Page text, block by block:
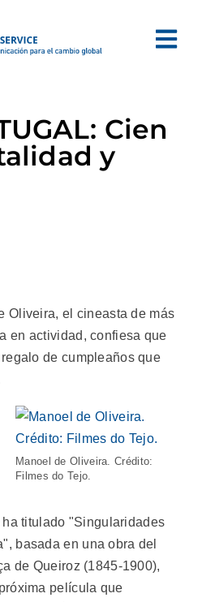
Cien
y
Oliveira, el cineasta de más
en actividad, confiesa que
de cumpleaños que
Manoel de Oliveira. Crédito:
Filmes do Tejo.
titulado "Singularidades
basada en una obra del
de Queiroz (1845-1900),
película que